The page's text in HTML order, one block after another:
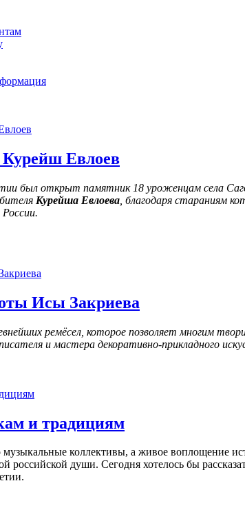
Евлоев
был открыт памятник 18 уроженцам села
Курейша Евлоева , благодаря стараниям
Исы Закриева
ремёсел, которое позволяет многим
и мастера декоративно-прикладного
и традициям
коллективы, а живое воплощение
российской души. Сегодня хотелось бы